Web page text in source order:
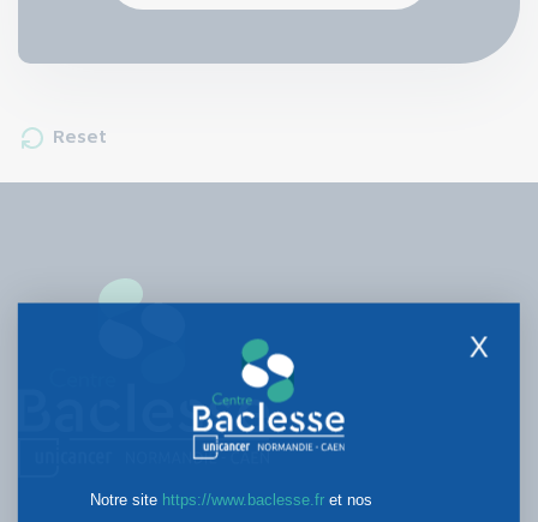
Reset
X
Notre site https://www.baclesse.fret nos